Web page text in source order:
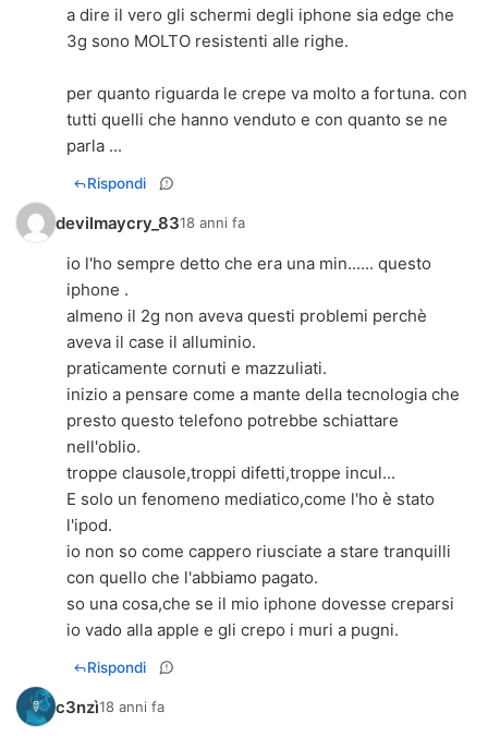
a dire il vero gli schermi degli iphone sia edge che
3g sono MOLTO resistenti alle righe.
per quanto riguarda le crepe va molto a fortuna. con
tutti quelli che hanno venduto e con quanto se ne
parla ...
Rispondi
devilmaycry_8318 anni fa
io l'ho sempre detto che era una min...... questo
iphone .
almeno il 2g non aveva questi problemi perchè
aveva il case il alluminio.
praticamente cornuti e mazzuliati.
inizio a pensare come a mante della tecnologia che
presto questo telefono potrebbe schiattare
nell'oblio.
troppe clausole,troppi difetti,troppe incul...
E solo un fenomeno mediatico,come l'ho è stato
l'ipod.
io non so come cappero riusciate a stare tranquilli
con quello che l'abbiamo pagato.
so una cosa,che se il mio iphone dovesse creparsi
io vado alla apple e gli crepo i muri a pugni.
Rispondi
c3nzì18 anni fa